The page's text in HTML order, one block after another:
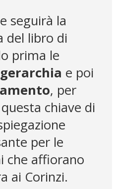
seguirà la
del libro di
prima le
gerarchia e poi
, per
chiave di
per le
che affiorano
ai Corinzi.